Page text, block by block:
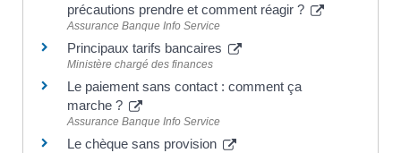
précautions prendre et comment réagir ?
Assurance Banque Info Service
Principaux tarifs bancaires
Ministère chargé des finances
Le paiement sans contact : comment ça
marche ?
Assurance Banque Info Service
Le chèque sans provision